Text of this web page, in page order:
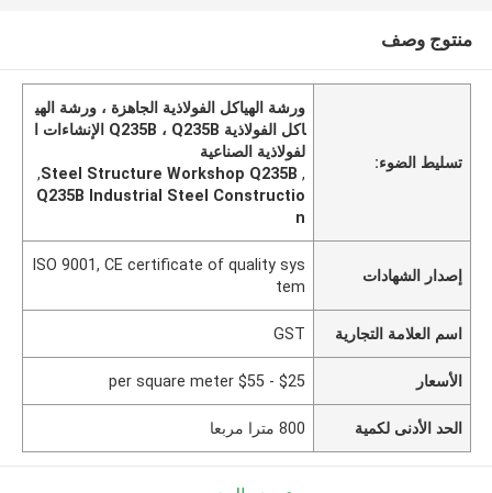
منتوج وصف
تسليط الضوء:
ورشة الهياكل الفولاذية الجاهزة ، ورشة الهي
اكل الفولاذية Q235B ، Q235B الإنشاءات ا
لفولاذية الصناعية
,
Steel Structure Workshop Q235B
,
Q235B Industrial Steel Constructio
n
إصدار الشهادات
ISO 9001, CE certificate of quality sys
tem
اسم العلامة التجارية GST
الأسعار $25 - $55 per square meter
الحد الأدنى لكمية 800 مترا مربعا